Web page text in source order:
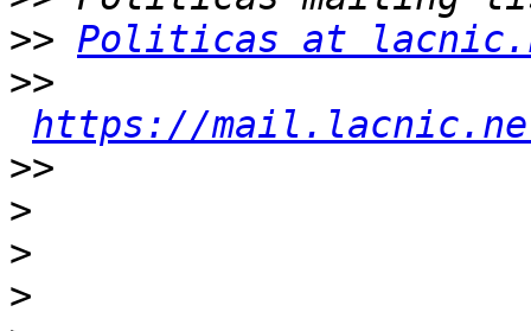
>> Politicas at
>>
https://
>>
>
>
>